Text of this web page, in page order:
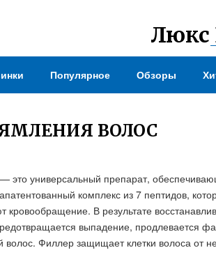
Люкс
Популярное Обзоры
ВОЛОС
универсальный препарат,
комплекс из 7 пептидов,
кровообращение. В результате
выпадение, продлевается
волос. Филлер защищает клетки волоса от